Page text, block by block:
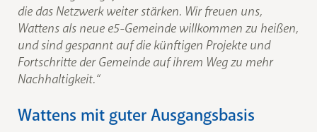
die das Netzwerk weiter stärken. Wir freuen uns,
Wattens als neue e5-Gemeinde willkommen zu heißen,
und sind gespannt auf die künftigen Projekte und
Fortschritte der Gemeinde auf ihrem Weg zu mehr
Nachhaltigkeit.“
Wattens mit guter Ausgangsbasis